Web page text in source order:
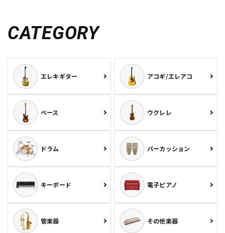
CATEGORY
エレキギター アコギ/エレアコ
ベース ウクレレ
ドラム パーカッション
キーボード 電子ピアノ
管楽器 その他楽器